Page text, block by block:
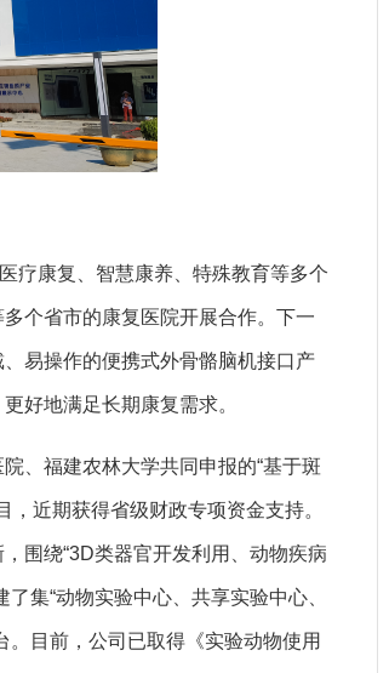
疗康复、智慧康养、特殊教育等多个
个省市的康复医院开展合作。下一
易操作的便携式外骨骼脑机接口产
好地满足长期康复需求。
、福建农林大学共同申报的“基于斑
近期获得省级财政专项资金支持。
围绕“3D类器官开发利用、动物疾病
集“动物实验中心、共享实验中心、
目前，公司已取得《实验动物使用